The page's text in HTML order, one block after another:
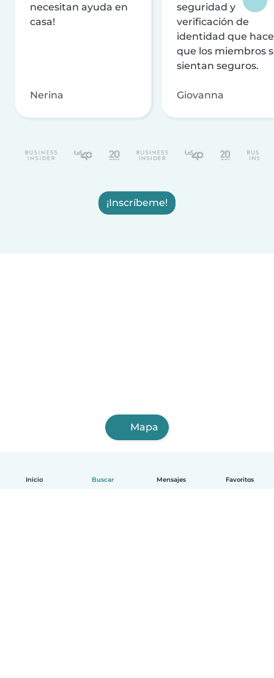
Inicio Buscar Mensajes Favoritos
necesitan ayuda en
casa!
Nerina
seguridad y
verificación de
identidad que
que los miembros
sientan seguros.
Giovanna
¡Inscríbeme!
Mapa